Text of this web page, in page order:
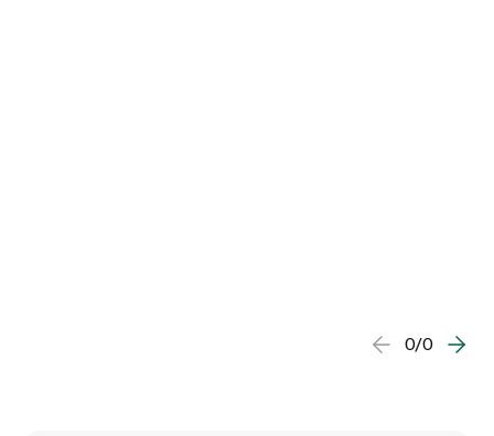
0/0